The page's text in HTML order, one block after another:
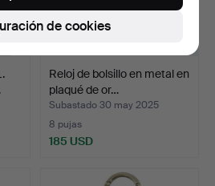
Reloj de bolsillo en metal en
plaqué de or…
Subastado 30 may 2025
8 pujas
185 USD
de cookies